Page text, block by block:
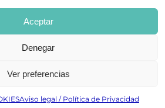
Aceptar
Denegar
Ver preferencias
Aviso legal / Política de Privacidad
revista independiente especializada
artes escénicas de Madrid, gratuita y
escénicos, además de otros
turístico y de ocio de la capital.
por Precise Future